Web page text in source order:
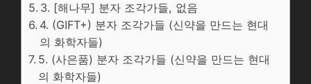
3. [해나무] 분자 조각가들, 없음
4. (GIFT+) 분자 조각가들 (신약을 만드는 현대
의 화학자들)
5. (사은품) 분자 조각가들 (신약을 만드는 현대
의 화학자들)